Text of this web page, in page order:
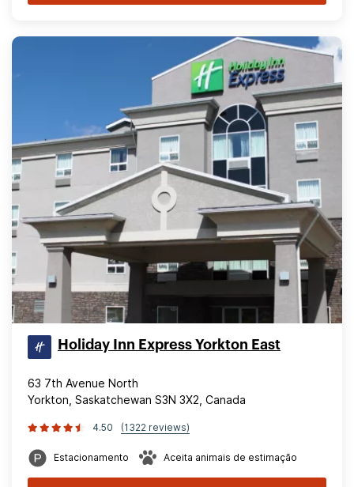
Holiday Inn Express Yorkton East
63 7th Avenue North
Yorkton, Saskatchewan S3N 3X2, Canada
4.50 (1322 reviews)
Estacionamento Aceita animais de estimação